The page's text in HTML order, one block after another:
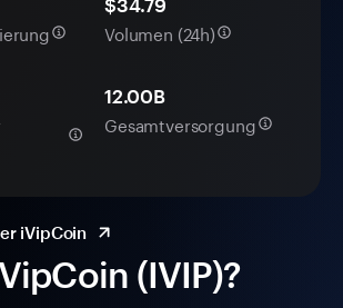
(IVIP)?
$34.79
Volumen (24h)
12.00B
Gesamtversorgung
iVipCoin